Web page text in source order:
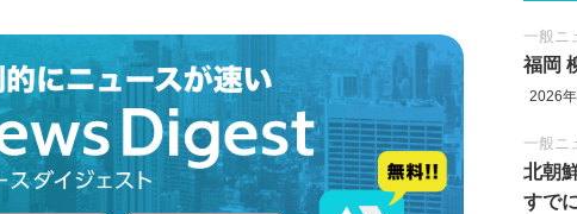
一般ニ
福岡
2026
一般ニ
北朝
すで